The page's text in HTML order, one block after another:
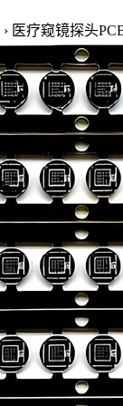
› 医疗窥镜探头